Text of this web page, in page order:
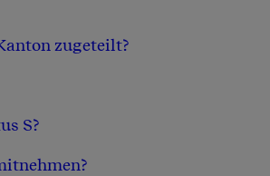
zugeteilt?
S?